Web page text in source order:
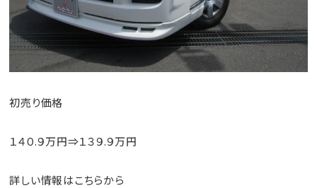
初売り価格
１４０.９万円⇒１３９.９万円
詳しい情報はこちらから